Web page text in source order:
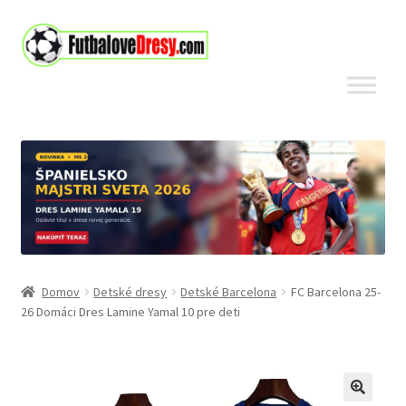
Preskočiť
na
Preskočiť
na
Domov Detské dresy Detské Barcelona
FC Barcelona 25-
26 Domáci Dres Lamine Yamal 10 pre deti